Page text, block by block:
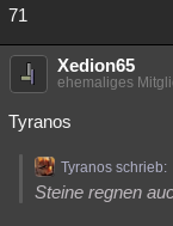
71
Xedion65
ehemaliges
Tyranos
Tyranos schrieb:
Steine regnen